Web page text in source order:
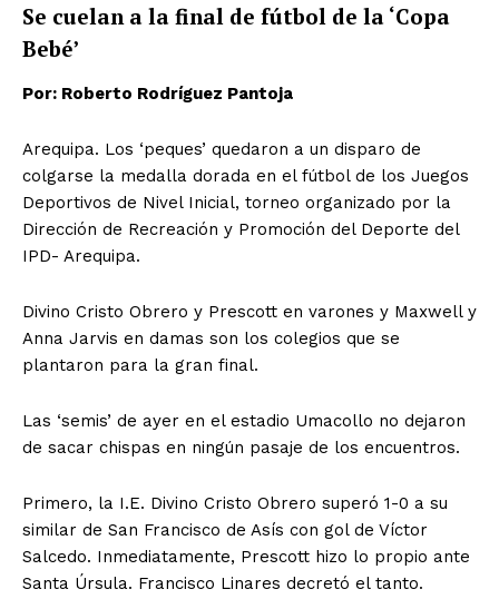
Se cuelan a la final de fútbol de la ‘Copa
Bebé’
Por: Roberto Rodríguez Pantoja
Arequipa. Los ‘peques’ quedaron a un disparo de
colgarse la medalla dorada en el fútbol de los Juegos
Deportivos de Nivel Inicial, torneo organizado por la
Dirección de Recreación y Promoción del Deporte del
IPD- Arequipa.
Divino Cristo Obrero y Prescott en varones y Maxwell y
Anna Jarvis en damas son los colegios que se
plantaron para la gran final.
Las ‘semis’ de ayer en el estadio Umacollo no dejaron
de sacar chispas en ningún pasaje de los encuentros.
Primero, la I.E. Divino Cristo Obrero superó 1-0 a su
similar de San Francisco de Asís con gol de Víctor
Salcedo. Inmediatamente, Prescott hizo lo propio ante
Santa Úrsula. Francisco Linares decretó el tanto.